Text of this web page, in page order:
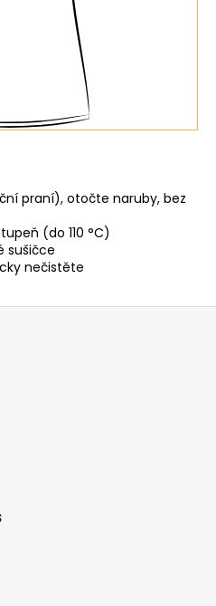
praní), otočte naruby, bez
(do 110 °C)
sušičce
nečistěte